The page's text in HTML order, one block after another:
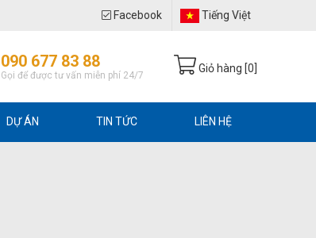
Facebook Tiếng Việt
090 677 83 88
Gọi để được tư vấn miễn phí 24/7
Giỏ hàng [0
DỰ ÁN TIN TỨC LIÊN HỆ